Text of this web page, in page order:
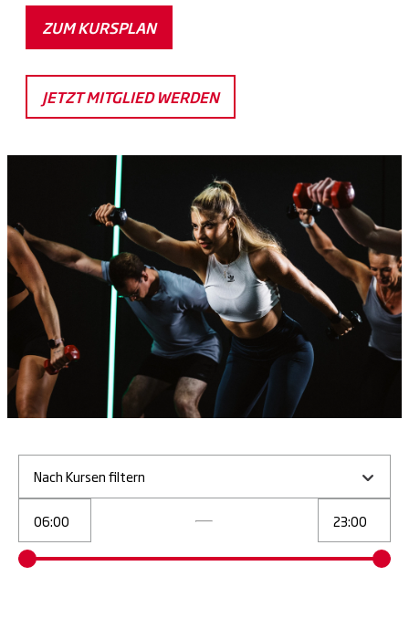
ZUM KURSPLAN
JETZT MITGLIED WERDEN
Nach Kursen filtern